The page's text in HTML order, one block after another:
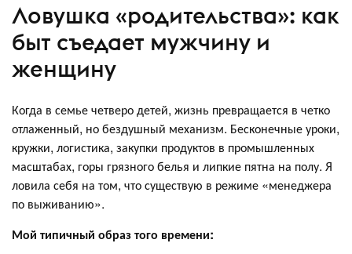
Ловушка «родительства»: как
быт съедает мужчину и
женщину
Когда в семье четверо детей, жизнь превращается в четко
отлаженный, но бездушный механизм. Бесконечные уроки,
кружки, логистика, закупки продуктов в промышленных
масштабах, горы грязного белья и липкие пятна на полу. Я
ловила себя на том, что существую в режиме «менеджера
по выживанию».
Мой типичный образ того времени: